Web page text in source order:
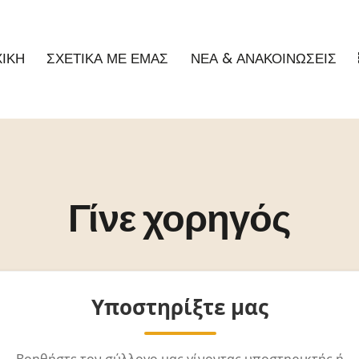
ΣΧΕΤΙΚΑ ΜΕ ΕΜΑΣ ΝΕΑ & ΑΝΑΚΟΙΝΩΣΕΙΣ
Γίνε χορηγός